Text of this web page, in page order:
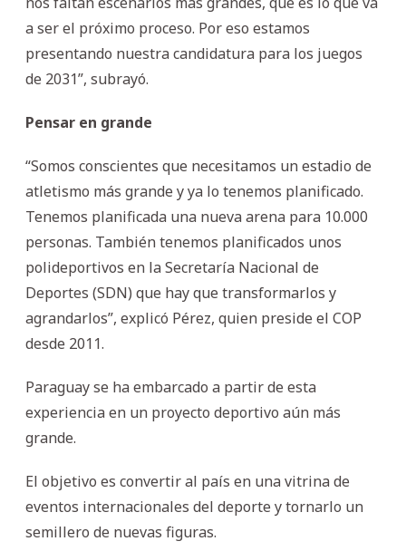
a ser el próximo proceso. Por eso estamos
presentando nuestra candidatura para los juegos
de 2031”, subrayó.
Pensar en grande
“Somos conscientes que necesitamos un estadio de
atletismo más grande y ya lo tenemos planificado.
Tenemos planificada una nueva arena para 10.000
personas. También tenemos planificados unos
polideportivos en la Secretaría Nacional de
Deportes (SDN) que hay que transformarlos y
agrandarlos”, explicó Pérez, quien preside el COP
desde 2011.
Paraguay se ha embarcado a partir de esta
experiencia en un proyecto deportivo aún más
grande.
El objetivo es convertir al país en una vitrina de
eventos internacionales del deporte y tornarlo un
semillero de nuevas figuras.